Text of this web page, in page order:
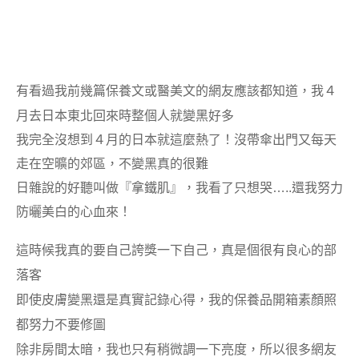
有看過我前幾篇保養文或醫美文的網友應該都知道， 我４
月去日本東北回來時整個人就變黑好多
我完全沒想到４月的日本就這麼熱了！沒帶傘出門又每天
走在空曠的郊區，不變黑真的很難
日雜說的好聽叫做『拿鐵肌』，我看了只想哭…..還我努力
防曬美白的心血來！
這時候我真的要自己誇獎一下自己，真是個很有良心的部
落客
即使皮膚變黑還是真實記錄心得，我的保養品開箱素顏照
都努力不要修圖
除非房間太暗，我也只有稍微調一下亮度，所以很多網友